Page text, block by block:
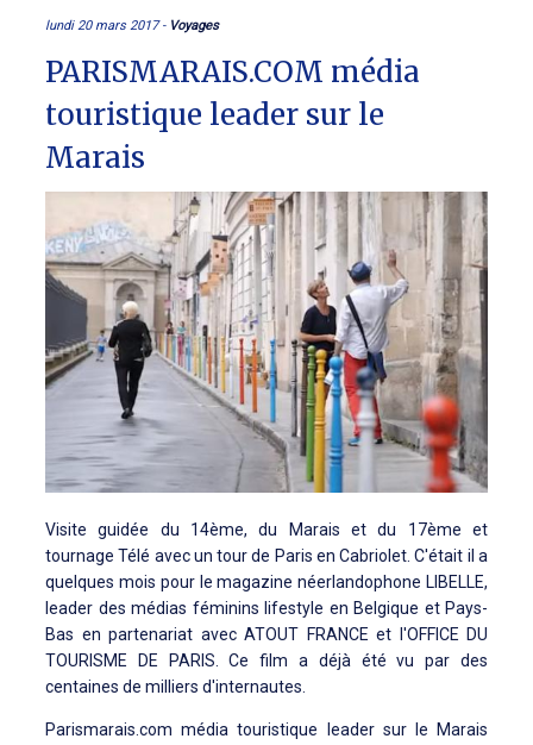
lundi 20 mars 2017 - Voyages
PARISMARAIS.COM média
touristique leader sur le
Marais
Visite guidée du 14ème, du Marais et du 17ème et
tournage Télé avec un tour de Paris en Cabriolet. C'était il a
quelques mois pour le magazine néerlandophone LIBELLE,
leader des médias féminins lifestyle en Belgique et Pays-
Bas en partenariat avec ATOUT FRANCE et l'OFFICE DU
TOURISME DE PARIS. Ce film a déjà été vu par des
centaines de milliers d'internautes.
Parismarais.com média touristique leader sur le Marais